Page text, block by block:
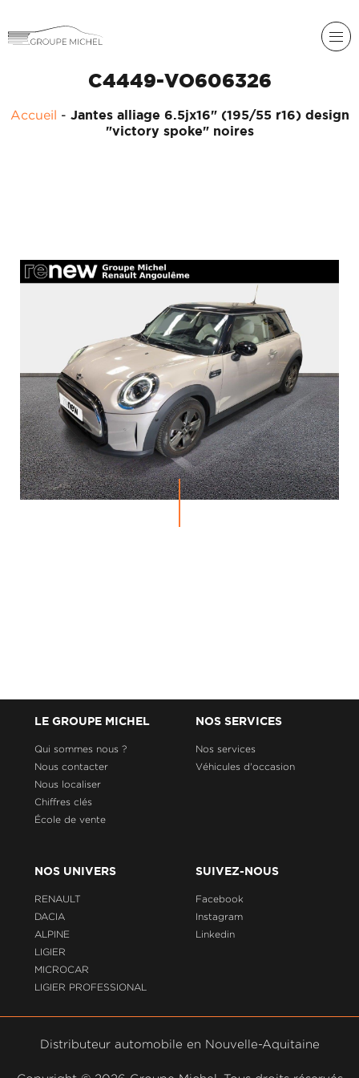
LIGIER
PROFESSIONAL
HISTORIQUE
DU
GROUPE
C4449-VO606326
Accueil - Jantes alliage 6.5jx16" (195/55 r16) design
"victory spoke" noires
LE GROUPE MICHEL
Qui sommes nous ?
Nous contacter
Nous localiser
Chiffres clés
École de vente
NOS SERVICES
Nos services
Véhicules d'occasion
NOS UNIVERS
RENAULT
DACIA
ALPINE
LIGIER
MICROCAR
LIGIER PROFESSIONAL
SUIVEZ-NOUS
Facebook
Instagram
Linkedin
Distributeur automobile en Nouvelle-Aquitaine